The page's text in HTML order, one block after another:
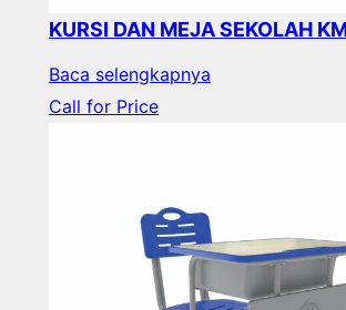
KURSI DAN MEJA SEKOLAH
Baca selengkapnya
Call for Price